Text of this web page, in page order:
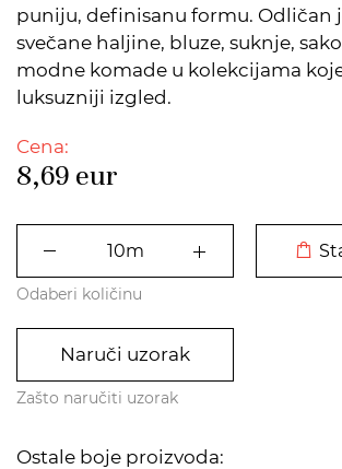
puniju, definisanu formu. Odličan
svečane haljine, bluze, suknje,
modne komade u kolekcijama
luksuzniji izgled.
Cena:
8,69 eur
Odaberi količinu
Naruči uzorak
Zašto naručiti uzorak
Ostale boje proizvoda: